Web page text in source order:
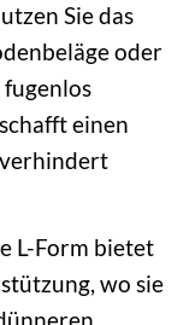
Sie das
oder
einen
L-Form bietet
wo sie